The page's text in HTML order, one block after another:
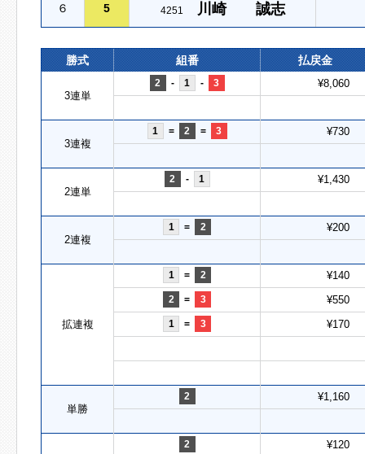
６ 5 4251 川崎 誠志
勝式 組番 払戻金
3連単
2 - 1 - 3 ¥8,060
3連複
1 = 2 = 3 ¥730
2連単
2 - 1 ¥1,430
2連複
1 = 2 ¥200
拡連複
1 = 2 ¥140
2 = 3 ¥550
1 = 3 ¥170
単勝
2 ¥1,160
2 ¥120